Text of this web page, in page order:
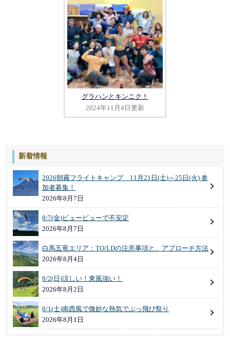
グラハンとキンニク！
2024年11月4日更新
新着情報
2026朝霧フライトキャンプ 11月21日(土)～25日(火) 参
加者募集！
2026年8月7日
8/7(金)ビュービューで不安定
2026年8月7日
白馬五竜エリア：TO/LDの注意事項と、アプローチ方法
2026年8月4日
8/2(日)涼しい！東風強い！
2026年8月2日
8/1(土)南西風で微妙な熱気でぶっ飛び祭り
2026年8月1日